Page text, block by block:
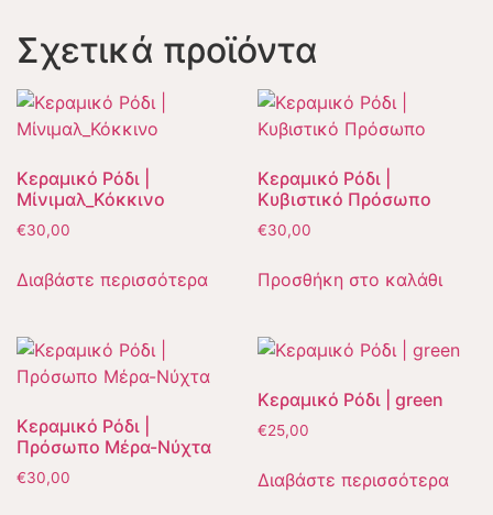
Σχετικά προϊόντα
Κεραμικό Ρόδι |
Μίνιμαλ_Κόκκινο
€30,00
Διαβάστε περισσότερα
Κεραμικό Ρόδι |
Κυβιστικό Πρόσωπο
€30,00
Προσθήκη στο καλάθι
Κεραμικό Ρόδι |
Πρόσωπο Μέρα-Νύχτα
€30,00
Κεραμικό Ρόδι | green
€25,00
Διαβάστε περισσότερα